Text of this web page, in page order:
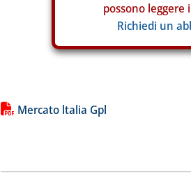
possono
Richiedi un
Lista allegati PDF alla notizia
Mercato ltalia Gpl